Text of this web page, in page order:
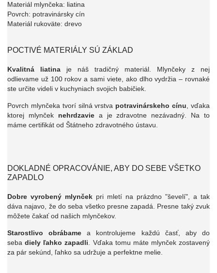
Materiál mlynčeka: liatina
Povrch: potravinársky cín
Materiál rukoväte: drevo
POCTIVÉ MATERIÁLY SÚ ZÁKLAD
Kvalitná liatina je náš tradičný materiál. Mlynčeky z nej
odlievame už 100 rokov a sami viete, ako dlho vydržia – rovnaké
ste určite videli v kuchyniach svojich babičiek.
Povrch mlynčeka tvorí silná vrstva potravinárskeho cínu , vďaka
ktorej mlynček nehrdzavie a je zdravotne nezávadný. Na to
máme certifikát od Štátneho zdravotného ústavu.
DOKLADNÉ OPRACOVÁNIE, ABY DO SEBE VŠETKO
ZAPADLO
Dobre vyrobený mlynček pri mletí na prázdno "ševelí", a tak
dáva najavo, že do seba všetko presne zapadá. Presne taký zvuk
môžete čakať od našich mlynčekov.
Starostlivo obrábamea kontrolujeme každú časť, aby do
sebadiely ľahko zapadli . Vďaka tomu máte mlynček zostavený
za pár sekúnd, ľahko sa udržuje a perfektne melie.